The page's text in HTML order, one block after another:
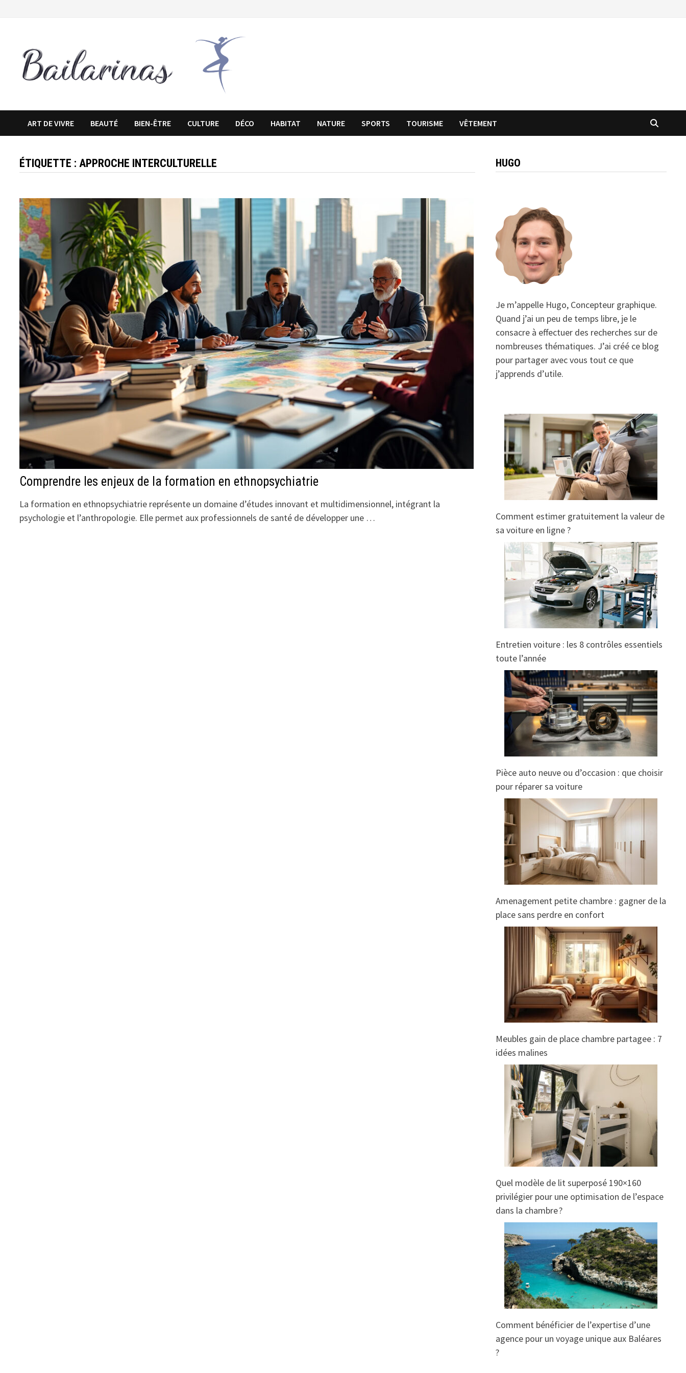
ART DE VIVRE BEAUTÉ BIEN-ÊTRE CULTURE DÉCO HABITAT NATURE SPORTS TOURISME VÊTEMENT
ÉTIQUETTE :APPROCHE INTERCULTURELLE
Comprendre les enjeux de la formation en ethnopsychiatrie
La formation en ethnopsychiatrie représente un domaine d’études innovant et multidimensionnel, intégrant la
psychologie et l’anthropologie. Elle permet aux professionnels de santé de développer une …
HUGO
Je m’appelle Hugo, Concepteur graphique.
Quand j’ai un peu de temps libre, je le
consacre à effectuer des recherches sur de
nombreuses thématiques. J’ai créé ce blog
pour partager avec vous tout ce que
j’apprends d’utile.
Comment estimer gratuitement la valeur de
sa voiture en ligne ?
Entretien voiture : les 8 contrôles essentiels
toute l’année
Pièce auto neuve ou d’occasion : que choisir
pour réparer sa voiture
Amenagement petite chambre : gagner de la
place sans perdre en confort
Meubles gain de place chambre partagee : 7
idées malines
Quel modèle de lit superposé 190×160
privilégier pour une optimisation de l’espace
dans la chambre ?
Comment bénéficier de l’expertise d’une
agence pour un voyage unique aux Baléares
?